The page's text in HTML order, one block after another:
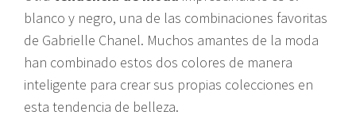
blanco y negro, una de las combinaciones favoritas
de Gabrielle Chanel. Muchos amantes de la moda
han combinado estos dos colores de manera
inteligente para crear sus propias colecciones en
esta tendencia de belleza.